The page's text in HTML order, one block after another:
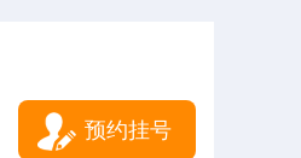
预约挂号